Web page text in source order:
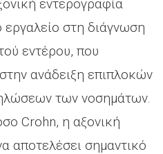
εντερογραφία
εργαλείο στη διάγνωση
εντέρου, που
ανάδειξη επιπλοκών
των νοσημάτων.
Crohn, η αξονική
αποτελέσει σημαντικό